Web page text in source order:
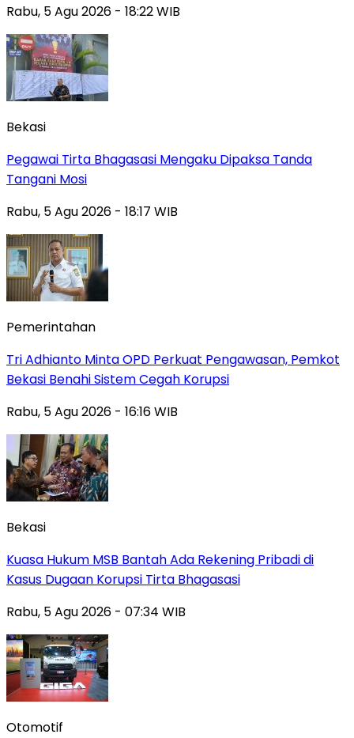
Rabu, 5 Agu 2026 - 18:22 WIB
Bekasi
Pegawai Tirta Bhagasasi Mengaku Dipaksa Tanda
Tangani Mosi
Rabu, 5 Agu 2026 - 18:17 WIB
Pemerintahan
Tri Adhianto Minta OPD Perkuat Pengawasan, Pemkot
Bekasi Benahi Sistem Cegah Korupsi
Rabu, 5 Agu 2026 - 16:16 WIB
Bekasi
Kuasa Hukum MSB Bantah Ada Rekening Pribadi di
Kasus Dugaan Korupsi Tirta Bhagasasi
Rabu, 5 Agu 2026 - 07:34 WIB
Otomotif